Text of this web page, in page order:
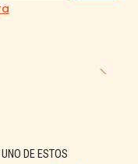
DE ESTOS